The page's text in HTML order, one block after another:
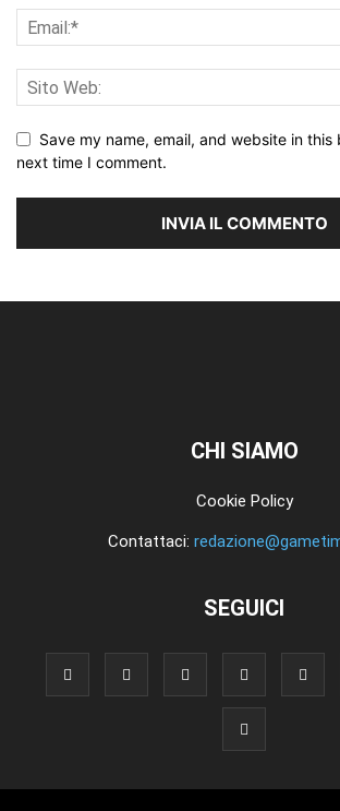
Save my name, email, and website in this
next time I comment.
CHI SIAMO
Cookie Policy
Contattaci:
SEGUICI